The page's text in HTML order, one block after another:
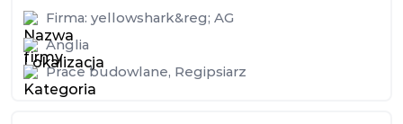
Firma: yellowshark&reg; AG
Anglia
Prace budowlane, Regipsiarz